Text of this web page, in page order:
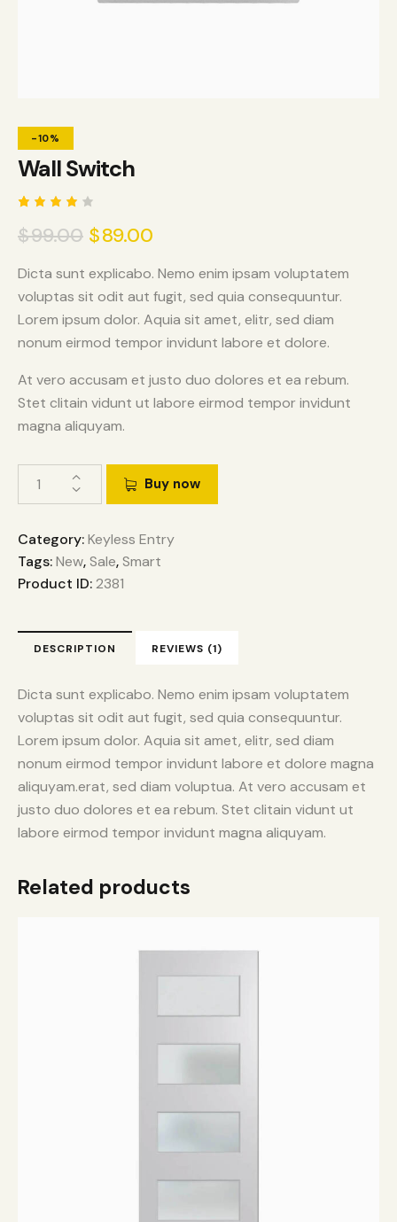
-10%
Wall Switch
4.00
out of
based
on
custo
mer
rating
$99.00 $89.00
Dicta sunt explicabo. Nemo enim ipsam voluptatem
voluptas sit odit aut fugit, sed quia consequuntur.
Lorem ipsum dolor. Aquia sit amet, elitr, sed diam
nonum eirmod tempor invidunt labore et dolore.
At vero accusam et justo duo dolores et ea rebum.
Stet clitain vidunt ut labore eirmod tempor invidunt
magna aliquyam.
Buy now
Category:Keyless Entry
Tags:New,Sale,Smart
Product ID:2381
DESCRIPTION REVIEWS (1)
Dicta sunt explicabo. Nemo enim ipsam voluptatem
voluptas sit odit aut fugit, sed quia consequuntur.
Lorem ipsum dolor. Aquia sit amet, elitr, sed diam
nonum eirmod tempor invidunt labore et dolore magna
aliquyam.erat, sed diam voluptua. At vero accusam et
justo duo dolores et ea rebum. Stet clitain vidunt ut
labore eirmod tempor invidunt magna aliquyam.
Related products